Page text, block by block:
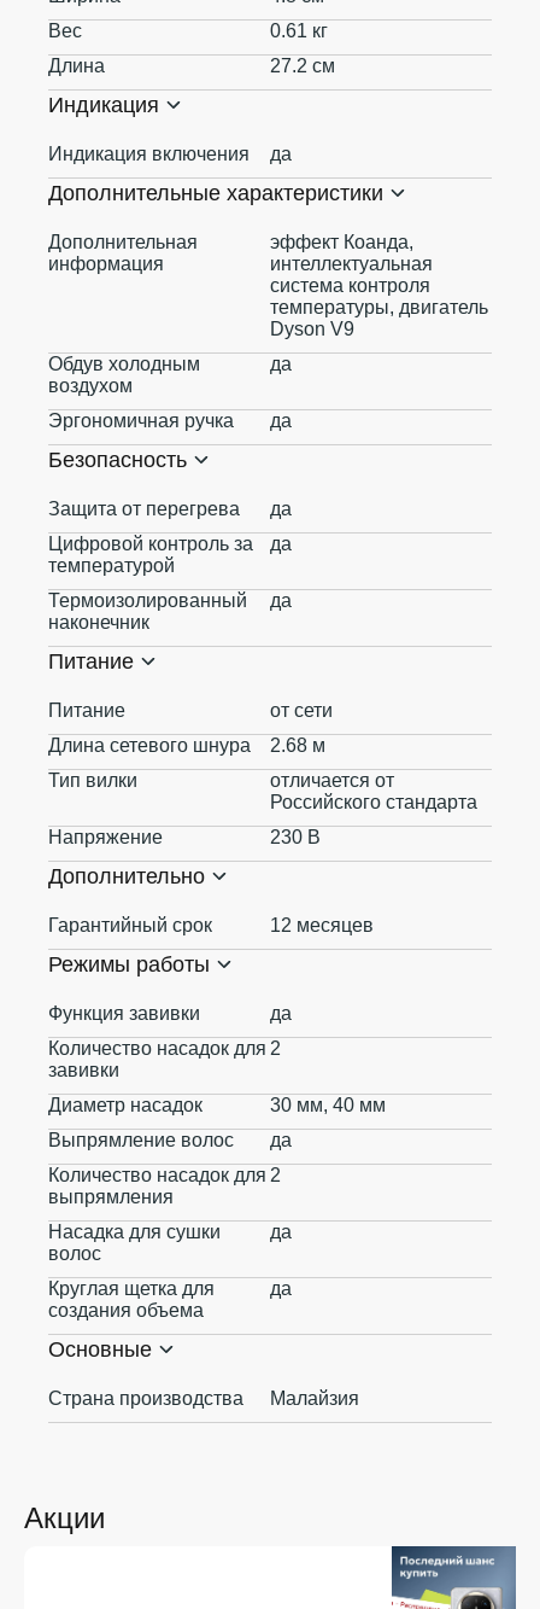
Акции
Вес
0.61 кг
Длина
27.2 см
Индикация
Индикация включения да
Дополнительные характеристики
Дополнительная
информация
эффект Коанда,
интеллектуальная
система контроля
температуры, двигатель
Dyson V9
Обдув холодным
воздухом
да
Эргономичная ручка да
Безопасность
Защита от перегрева
да
Цифровой контроль за
температурой
да
Термоизолированный
наконечник
да
Питание
Питание
от сети
Длина сетевого шнура
2.68 м
Тип вилки
отличается от
Российского стандарта
Напряжение
230 В
Дополнительно
Гарантийный срок 12 месяцев
Режимы работы
Функция завивки
да
Количество насадок для
завивки
2
Диаметр насадок
30 мм, 40 мм
Выпрямление волос
да
Количество насадок для
выпрямления
2
Насадка для сушки
волос
да
Круглая щетка для
создания объема
да
Основные
Страна производства Малайзия